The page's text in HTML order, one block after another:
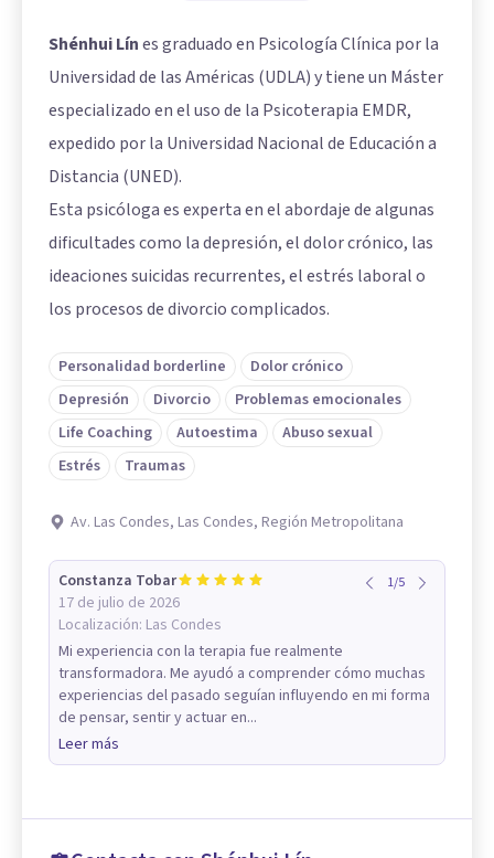
Shénhui Línes graduado en Psicología Clínica por la
Universidad de las Américas (UDLA) y tiene un Máster
especializado en el uso de la Psicoterapia EMDR,
expedido por la Universidad Nacional de Educación a
Distancia (UNED).
Esta psicóloga es experta en el abordaje de algunas
dificultades como la depresión, el dolor crónico, las
ideaciones suicidas recurrentes, el estrés laboral o
los procesos de divorcio complicados.
Personalidad borderline
Dolor crónico
Depresión
Divorcio
Problemas emocionales
Life Coaching
Autoestima
Abuso sexual
Estrés
Traumas
Av. Las Condes, Las Condes, Región Metropolitana
Constanza Tobar
17 de julio de 2026
Localización: Las Condes
1/5
Mi experiencia con la terapia fue realmente
transformadora. Me ayudó a comprender cómo muchas
experiencias del pasado seguían influyendo en mi forma
de pensar, sentir y actuar en...
Leer más